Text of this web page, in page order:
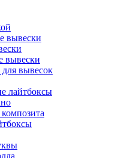
вывески
вывески
вывесок
лайтбоксы